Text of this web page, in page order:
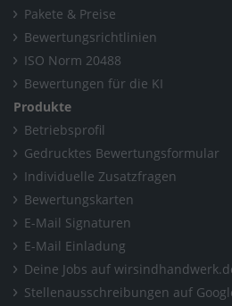
Pakete & Preise
Bewertungsrichtlinien
ISO Norm 20488
Bewertungen für die KI
Produkte
Betriebsprofil
Gedrucktes Bewertungsformular
Individuelle Zusatzfragen
Bewertungskarten
E-Mail Signaturen
E-Mail Einladung
Deine Jobs auf
Stellenausschreibungen auf